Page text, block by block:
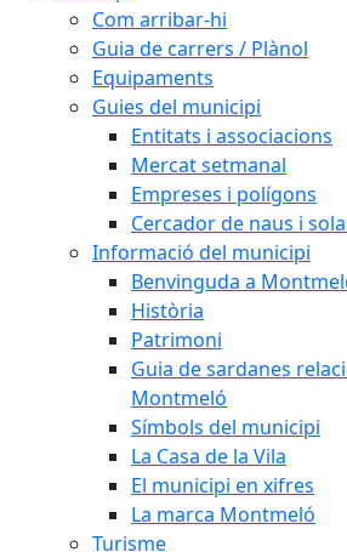
Com arribar-hi
Guia de carrers / Plànol
Equipaments
Guies del municipi
Entitats i associacions
Mercat setmanal
Empreses i polígons
Cercador de naus i
Informació del municipi
Benvinguda a
Història
Patrimoni
Guia de sardanes
Montmeló
Símbols del municipi
La Casa de la Vila
El municipi en xifres
La marca Montmeló
Turisme